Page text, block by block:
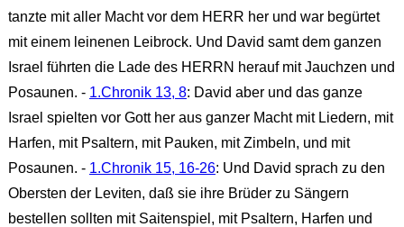
tanzte mit aller Macht vor dem HERR her und war begürtet
mit einem leinenen Leibrock. Und David samt dem ganzen
Israel führten die Lade des HERRN herauf mit Jauchzen und
Posaunen. - 1.Chronik 13, 8: David aber und das ganze
Israel spielten vor Gott her aus ganzer Macht mit Liedern, mit
Harfen, mit Psaltern, mit Pauken, mit Zimbeln, und mit
Posaunen. - 1.Chronik 15, 16-26: Und David sprach zu den
Obersten der Leviten, daß sie ihre Brüder zu Sängern
bestellen sollten mit Saitenspiel, mit Psaltern, Harfen und